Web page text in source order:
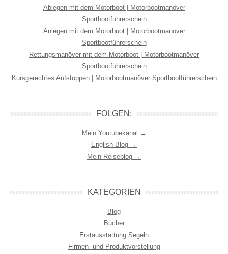
Ablegen mit dem Motorboot | Motorbootmanöver
Sportbootführerschein
Anlegen mit dem Motorboot | Motorbootmanöver
Sportbootführerschein
Rettungsmanöver mit dem Motorboot | Motorbootmanöver
Sportbootführerschein
Kursgerechtes Aufstoppen | Motorbootmanöver Sportbootführerschein
FOLGEN:
Mein Youtubekanal →
English Blog →
Mein Reiseblog →
KATEGORIEN
Blog
Bücher
Erstausstattung Segeln
Firmen- und Produktvorstellung